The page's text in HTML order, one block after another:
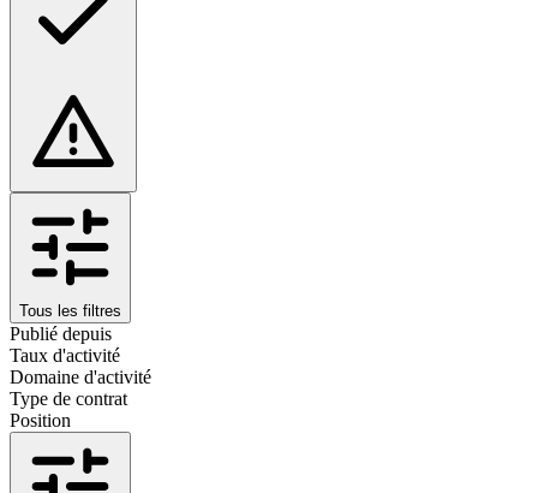
Tous les filtres
Publié depuis
Taux d'activité
Domaine d'activité
Type de contrat
Position